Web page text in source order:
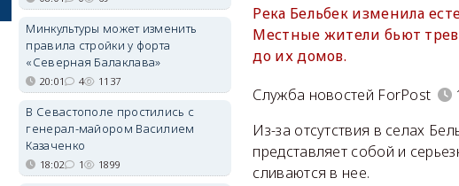
Река Бельбек изменила
Местные жители бьют
до их домов.
Служба новостей ForPost
Из-за отсутствия в селах
представляет собой и
сливаются в нее.
Минкультуры может изменить
правила стройки у форта
«Северная Балаклава»
20:01 4 1137
В Севастополе простились с
генерал-майором Василием
Казаченко
18:02 1 1899